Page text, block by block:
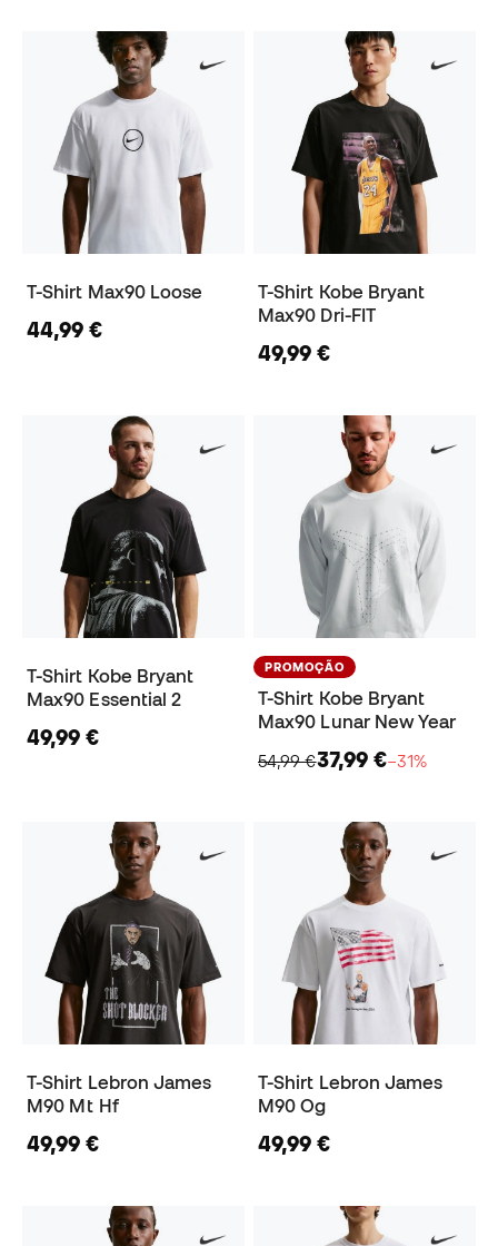
T-Shirt Max90 Loose
44,99 €
T-Shirt Kobe Bryant
Max90 Dri-FIT
49,99 €
T-Shirt Kobe Bryant
Max90 Essential 2
49,99 €
PROMOÇÃO
T-Shirt Kobe Bryant
Max90 Lunar New Year
54,99 €37,99 €−31%
T-Shirt Lebron James
M90 Mt Hf
49,99 €
T-Shirt Lebron James
M90 Og
49,99 €